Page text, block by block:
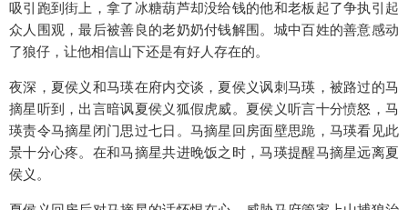
吸引跑到街上，拿了冰糖葫芦却没给钱的他和老板起了争执引起
众人围观，最后被善良的老奶奶付钱解围。城中百姓的善意感动
了狼仔，让他相信山下还是有好人存在的。
夜深，夏侯义和马瑛在府内交谈，夏侯义讽刺马瑛，被路过的马
摘星听到，出言暗讽夏侯义狐假虎威。夏侯义听言十分愤怒，马
瑛责令马摘星闭门思过七日。马摘星回房面壁思跪，马瑛看见此
景十分心疼。在和马摘星共进晚饭之时，马瑛提醒马摘星远离夏
侯义。